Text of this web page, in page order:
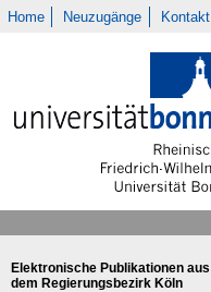
Home Neuzugänge Kontakt
Elektronische Publikationen aus
dem Regierungsbezirk Köln